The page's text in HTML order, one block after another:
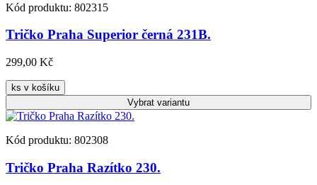
Kód produktu: 802315
Tričko Praha Superior černá 231B.
299,00 Kč
ks v košíku
Vybrat variantu
Kód produktu: 802308
Tričko Praha Razítko 230.